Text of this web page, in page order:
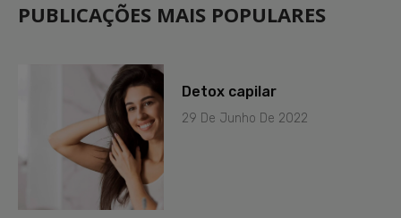
PUBLICAÇÕES MAIS POPULARES
Detox capilar
29 De Junho De 2022